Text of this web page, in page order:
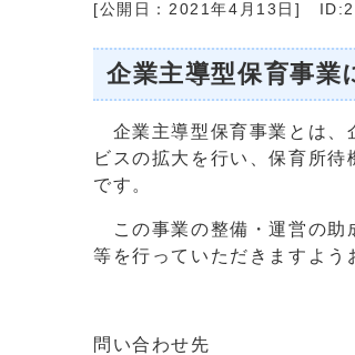
[公開日：2021年4月13日]
企業主導型保育事業
企業主導型保育事業とは、
ビスの拡大を行い、保育所
です。
この事業の整備・運営の助
等を行っていただきますよう
問い合わせ先